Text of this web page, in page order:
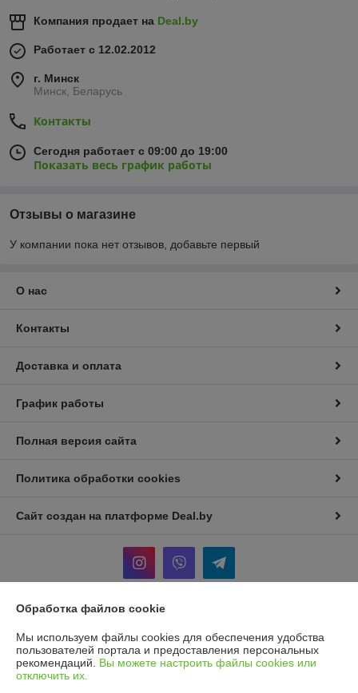
Компания продает на Deal.by
Работает с 12.02.2012
г. Минск
Минск, Беларусь
Контакты
Сегодня работает с 09:00 до 19:00
Показать весь график работы
Отзывы о магазине
У компании пока нет отзывов, добавьте первый
О нас
Контакты
Доставка и оплата
График работы
Полная версия сайта
Политика обработки cookies
Сайт создан на платформе Deal.by
Индивидуальный предприниматель:И.П Седых Светлана
Анатольевна
220090, г. Минск, ул. Кольцова, д. 5, кв. 36*
Обработка файлов cookie
Мы используем файлы cookies для обеспечения удобства
пользователей портала и предоставления персональных
рекомендаций. Вы можете настроить файлы cookies или
отключить их.